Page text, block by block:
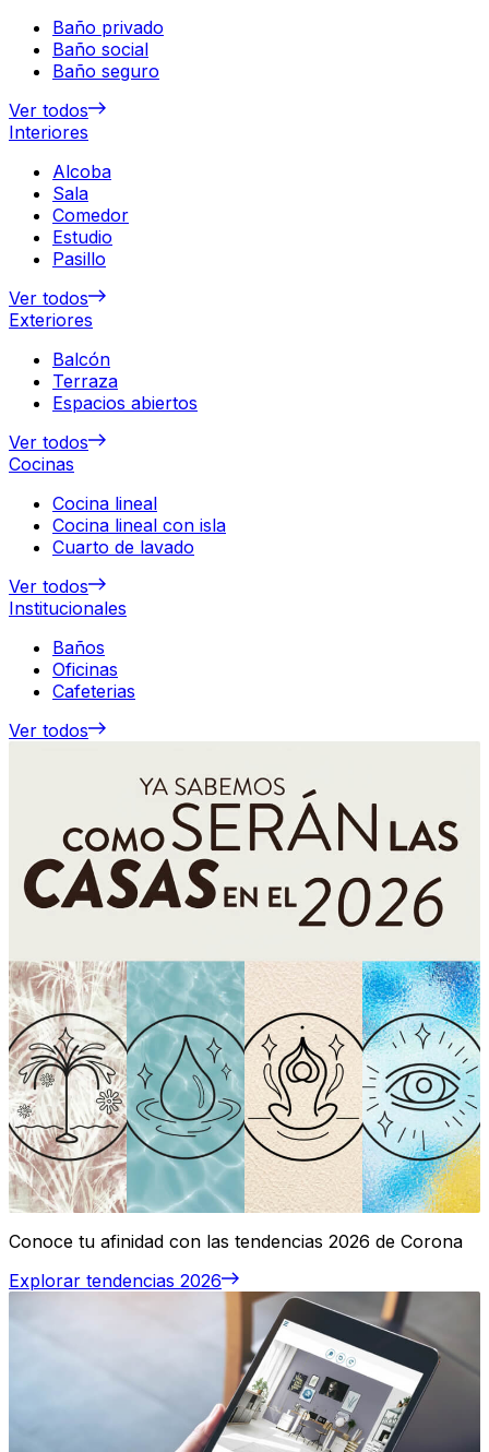
Baño privado
Baño social
Baño seguro
Ver todos
Interiores
Alcoba
Sala
Comedor
Estudio
Pasillo
Ver todos
Exteriores
Balcón
Terraza
Espacios abiertos
Ver todos
Cocinas
Cocina lineal
Cocina lineal con isla
Cuarto de lavado
Ver todos
Institucionales
Baños
Oficinas
Cafeterias
Ver todos
Conoce tu afinidad con las tendencias 2026 de Corona
Explorar tendencias 2026